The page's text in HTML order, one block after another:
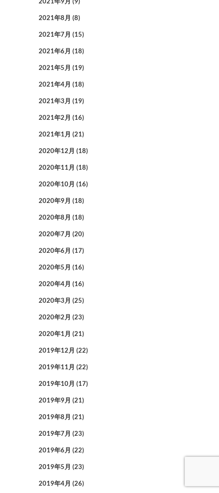
2021年8月 (8)
2021年7月 (15)
2021年6月 (18)
2021年5月 (19)
2021年4月 (18)
2021年3月 (19)
2021年2月 (16)
2021年1月 (21)
2020年12月 (18)
2020年11月 (18)
2020年10月 (16)
2020年9月 (18)
2020年8月 (18)
2020年7月 (20)
2020年6月 (17)
2020年5月 (16)
2020年4月 (16)
2020年3月 (25)
2020年2月 (23)
2020年1月 (21)
2019年12月 (22)
2019年11月 (22)
2019年10月 (17)
2019年9月 (21)
2019年8月 (21)
2019年7月 (23)
2019年6月 (22)
2019年5月 (23)
2019年4月 (26)